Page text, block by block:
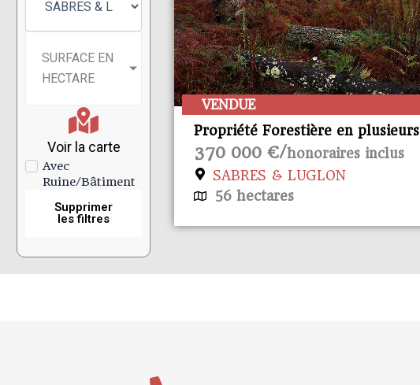
SURFACE EN
HECTARE
Voir la carte
Avec
Ruine/Bâtiment
Supprimer
les filtres
VENDUE
Propriété Forestière en plusieurs
blocs en Nature de Pins Maritimes
de 4 à 25 ans
370 000 €/honoraires inclus
SABRES & LUGLON
56 hectares